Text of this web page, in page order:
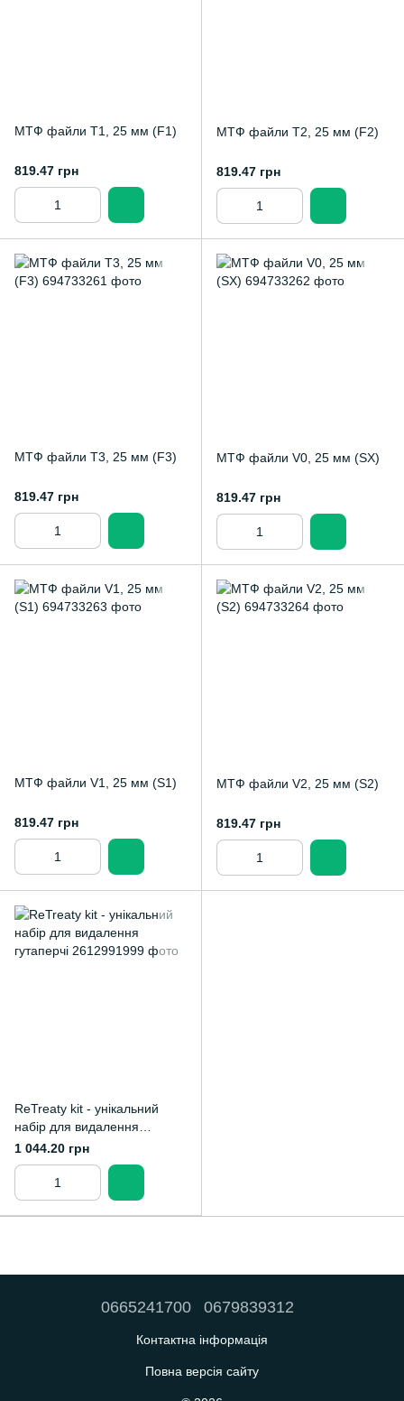
МТФ файли T1, 25 мм (F1)
819.47 грн
МТФ файли T2, 25 мм (F2)
819.47 грн
МТФ файли T3, 25 мм (F3)
819.47 грн
МТФ файли V0, 25 мм (SX)
819.47 грн
МТФ файли V1, 25 мм (S1)
819.47 грн
МТФ файли V2, 25 мм (S2)
819.47 грн
ReTreaty kit - унікальний
набір для видалення
гутаперчі
1 044.20 грн
0665241700 0679839312
Контактна інформація
Повна версія сайту